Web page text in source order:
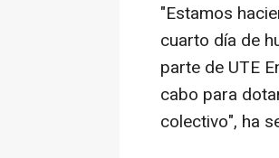
"Estamos
cuarto día de
parte de UTE
cabo para
colectivo", ha